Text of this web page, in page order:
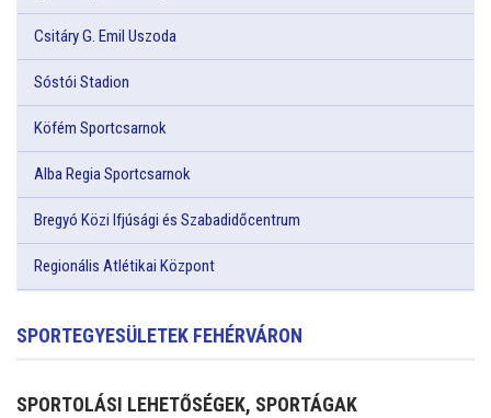
Csitáry G. Emil Uszoda
Sóstói Stadion
Köfém Sportcsarnok
Alba Regia Sportcsarnok
Bregyó Közi Ifjúsági és Szabadidőcentrum
Regionális Atlétikai Központ
SPORTEGYESÜLETEK FEHÉRVÁRON
SPORTOLÁSI LEHETŐSÉGEK, SPORTÁGAK